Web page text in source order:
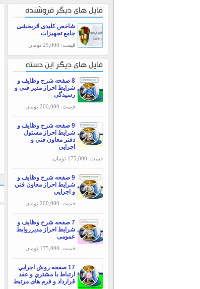
فایل های دیگر فروشنده
شاخص کلیدی اثربخشی
جامع تجهیزات
قیمت: 25,000 تومان
فایل های دیگر این دسته
8 صفحه شرح وظایف و
شرایط احراز مدير فنی و
رسیدگی
قیمت: 200,000 تومان
9 صفحه شرح وظایف و
شرایط احراز مسئول
دفتر معاون فني و
اجرايي
قیمت: 175,000 تومان
9 صفحه شرح وظایف و
شرایط احراز معاون فني
و اجرايي
قیمت: 200,000 تومان
7 صفحه شرح وظایف و
شرایط احراز مدیرروابط
عمومی
قیمت: 175,000 تومان
17 صفحه روش اجرایي
ارتباط با مشتري و عقد
قرارداد و فرم های مرتبط